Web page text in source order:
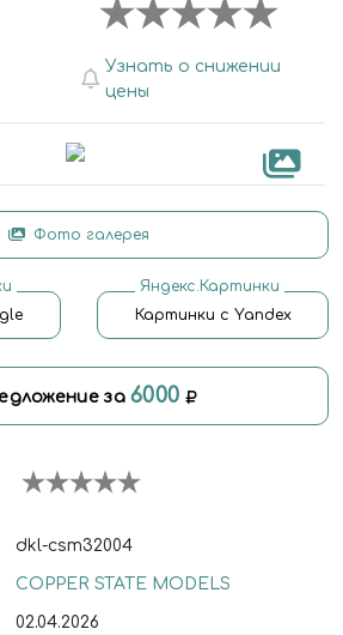
Узнать о снижении
цены
Фото галерея
Яндекс.Картинки
Картинки с Yandex
за6000
dkl-csm32004
COPPER STATE MODELS
02.04.2026